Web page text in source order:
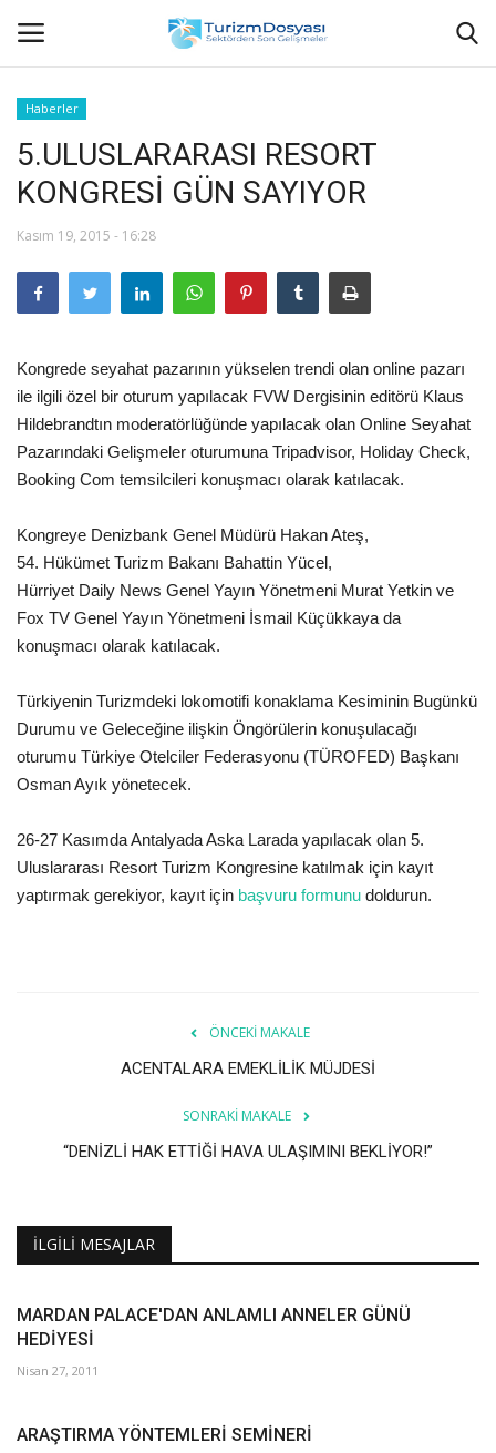
Anasayfa
Bize Ulaşın
Halil ÖNCÜ kimdir?
KVKK Aydınlatma Metni
Haberler
Görüntülü
Araştırma - İnceleme
Lezzet Durakları
Röportajlar
Gezi - Yorum
Sizlerden Gelenler
Yorumlar
Video Tanıtım
Haberler
5.ULUSLARARASI RESORT
KONGRESİ GÜN SAYIYOR
Kasım 19, 2015 - 16:28
Kongrede seyahat pazarının yükselen trendi olan online pazarı
ile ilgili özel bir oturum yapılacak FVW Dergisinin editörü Klaus
Hildebrandtın moderatörlüğünde yapılacak olan Online Seyahat
Pazarındaki Gelişmeler oturumuna Tripadvisor, Holiday Check,
Booking Com temsilcileri konuşmacı olarak katılacak.
Kongreye Denizbank Genel Müdürü Hakan Ateş,
54. Hükümet Turizm Bakanı Bahattin Yücel,
Hürriyet Daily News Genel Yayın Yönetmeni Murat Yetkin ve
Fox TV Genel Yayın Yönetmeni İsmail Küçükkaya da
konuşmacı olarak katılacak.
Türkiyenin Turizmdeki lokomotifi konaklama Kesiminin Bugünkü
Durumu ve Geleceğine ilişkin Öngörülerin konuşulacağı
oturumu Türkiye Otelciler Federasyonu (TÜROFED) Başkanı
Osman Ayık yönetecek.
26-27 Kasımda Antalyada Aska Larada yapılacak olan 5.
Uluslararası Resort Turizm Kongresine katılmak için kayıt
yaptırmak gerekiyor, kayıt için başvuru formunu doldurun.
ÖNCEKI MAKALE
ACENTALARA EMEKLİLİK MÜJDESİ
SONRAKI MAKALE
“DENİZLİ HAK ETTİĞİ HAVA ULAŞIMINI BEKLİYOR!”
İLGILI MESAJLAR
MARDAN PALACE'DAN ANLAMLI ANNELER GÜNÜ
HEDİYESİ
Nisan 27, 2011
ARAŞTIRMA YÖNTEMLERİ SEMİNERİ